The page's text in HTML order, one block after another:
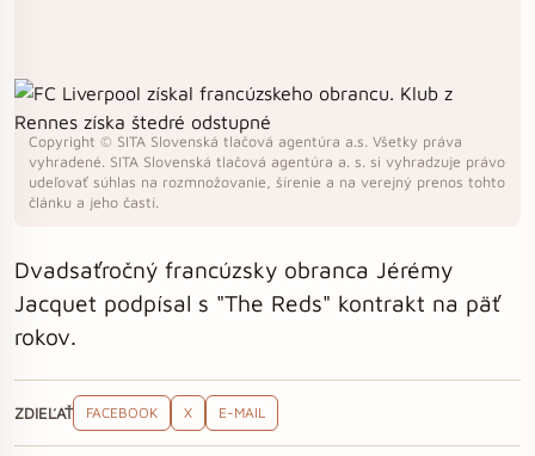
Copyright © SITA Slovenská tlačová agentúra a.s. Všetky práva
vyhradené. SITA Slovenská tlačová agentúra a. s. si vyhradzuje právo
udeľovať súhlas na rozmnožovanie, šírenie a na verejný prenos tohto
článku a jeho častí.
Dvadsaťročný francúzsky obranca Jérémy
Jacquet podpísal s "The Reds" kontrakt na päť
rokov.
ZDIEĽAŤ FACEBOOK X E-MAIL